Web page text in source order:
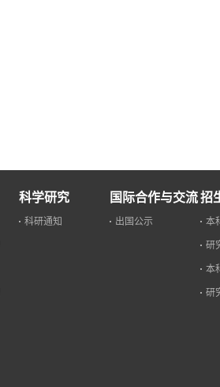
科学研究
科研通知
国际合作与交流
出国公示
招
本
研
本
研